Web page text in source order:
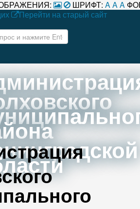
ШРИФТ: AAA
Перейти на старый сайт